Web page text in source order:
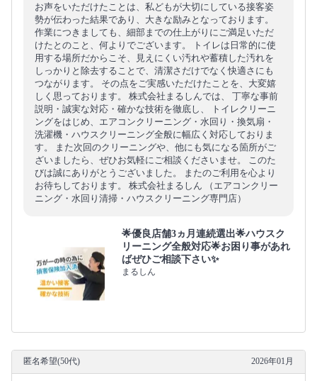
お声をいただけたことは、私どもが大切にしている接客姿
勢が伝わった結果であり、大きな励みとなっております。
作業につきましても、細部までの仕上がりにご満足いただ
けたとのこと、何よりでございます。 トイレは日常的に使
用する場所だからこそ、見えにくい汚れや蓄積した汚れを
しっかりと除去することで、清潔さだけでなく快適さにも
つながります。 その点をご実感いただけたことを、大変嬉
しく思っております。 株式会社まるしんでは、 丁寧な事前
説明・誠実な対応・確かな技術を徹底し、 トイレクリーニ
ングをはじめ、エアコンクリーニング・水回り・換気扇・
洗濯機・ハウスクリーニング全般に幅広く対応しておりま
す。 また次回のクリーニングや、他にも気になる箇所がご
ざいましたら、ぜひお気軽にご相談くださいませ。 このた
びは誠にありがとうございました。 またのご利用を心より
お待ちしております。 株式会社まるしん （エアコンクリー
ニング・水回り清掃・ハウスクリーニング専門店）
🌟優良店舗3ヵ月連続選出🌟ハウスク
リーニング全般対応🌟お困り事があれ
ばぜひご相談下さい✨
まるしん
匿名希望(50代) 2026年01月